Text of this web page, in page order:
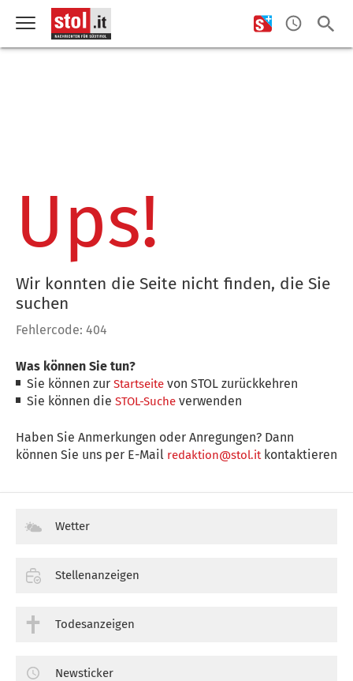
Ups!
Wir konnten die Seite nicht finden, die Sie
suchen
Fehlercode: 404
Was können Sie tun?
Sie können zurStartseite von STOL zurückkehren
Sie können dieSTOL-Suche verwenden
Haben Sie Anmerkungen oder Anregungen? Dann
können Sie uns per E-Mail redaktion@stol.itkontaktieren
Wetter
Stellenanzeigen
Todesanzeigen
Newsticker